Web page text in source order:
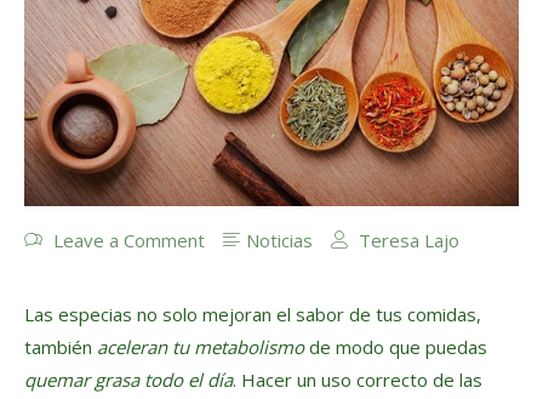
Leave a Comment Noticias Teresa Lajo
Las especias no solo mejoran el sabor de tus comidas,
también aceleran tu metabolismode modo que puedas
quemar grasa todo el día. Hacer un uso correcto de las